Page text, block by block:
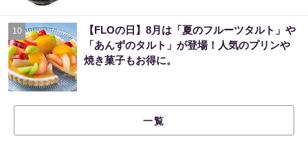
10
【FLOの日】8月は「夏のフルーツタルト」や
「あんずのタルト」が登場！人気のプリンや
焼き菓子もお得に。
一覧